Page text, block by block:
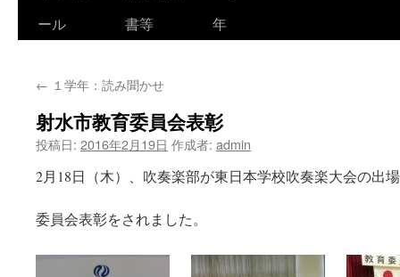
ール
書等
年
← １学年：読み聞かせ
射水市教育委員会表彰
投稿日: 2016年2月19日 作成者: admin
2月18日（木）、吹奏楽部が東日本学校吹奏楽大会の出
委員会表彰をされました。